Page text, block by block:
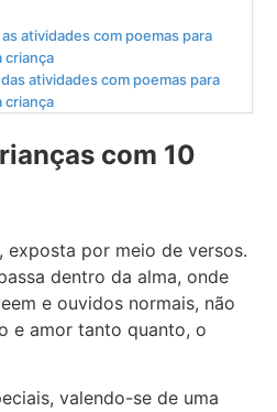
atividades com poemas para
criança
atividades com poemas para
criança
com 10
exposta por meio de versos.
dentro da alma, onde
e ouvidos normais, não
e amor tanto quanto, o
valendo-se de uma